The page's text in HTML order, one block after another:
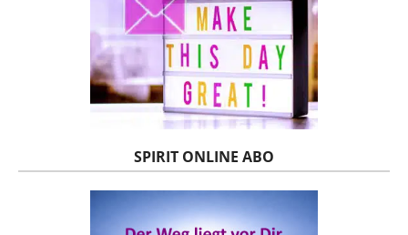
SPIRIT ONLINE ABO